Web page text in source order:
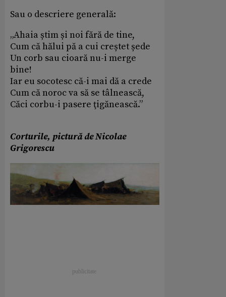
Sau o descriere generală:
„Ahaia știm și noi fără de tine,
Cum că hălui pă a cui creștet șede
Un corb sau cioară nu-i merge
bine!
Iar eu socotesc că-i mai dă a crede
Cum că noroc va să se tâlnească,
Căci corbu-i pasere ţigănească.”
Corturile, pictură de Nicolae
Grigorescu